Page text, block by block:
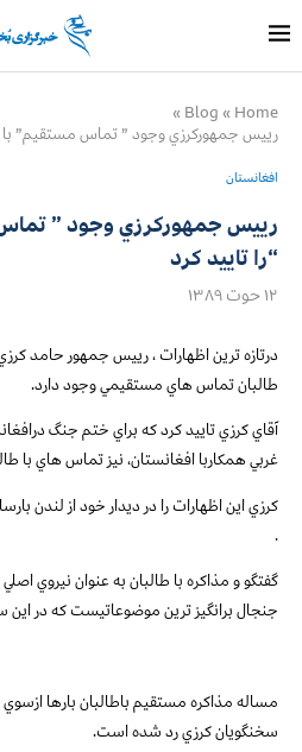
Home
»
Blog
»
رييس جمهوركرزي وجود ” تماس مستقيم” با
افغانستان
رييس جمهوركرزي وجود ”
“را تاييد كرد
۱۲ حوت ۱۳۸۹
درتازه ترين اظهارات ، رييس جمهور حامد
طالبان تماس هاي مستقيمي وجود دارد.
آقاي كرزي تاييد كرد كه براي ختم جنگ
غربي همكاربا افغانستان، نيز تماس هاي با
كرزي اين اظهارات را در ديدار خود از لندن
.
گفتگو و مذاكره با طالبان به عنوان نيروي
جنجال برانگيز ترين موضوعاتيست كه در
مساله مذاكره مستقيم باطالبان بارها
سخنگويان كرزي رد شده است.